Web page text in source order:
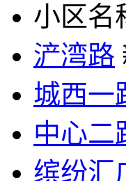
小区名
浐湾路
城西一
中心二
缤纷汇